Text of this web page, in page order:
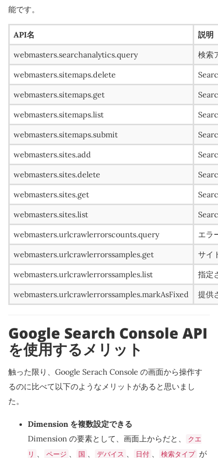
能です。
API名 説明
webmasters.searchanalytics.query 検索
webmasters.sitemaps.delete
webmasters.sitemaps.get
webmasters.sitemaps.list
webmasters.sitemaps.submit
webmasters.sites.add
webmasters.sites.delete
webmasters.sites.get
webmasters.sites.list
webmasters.urlcrawlerrorscounts.query エラ
webmasters.urlcrawlerrorssamples.get サイ
webmasters.urlcrawlerrorssamples.list 指定
webmasters.urlcrawlerrorssamples.markAsFixed 提供
Google Search Console API
を使用するメリット
触った限り、Google Serach Console の画面から操作す
るのに比べて以下のようなメリットがあると思いまし
た。
Dimension を複数設定できる
Dimension の要素として、画面上からだと、
クエ
リ 、 ページ 、 国 、 デバイス 、 日付 、 検索タイプ が